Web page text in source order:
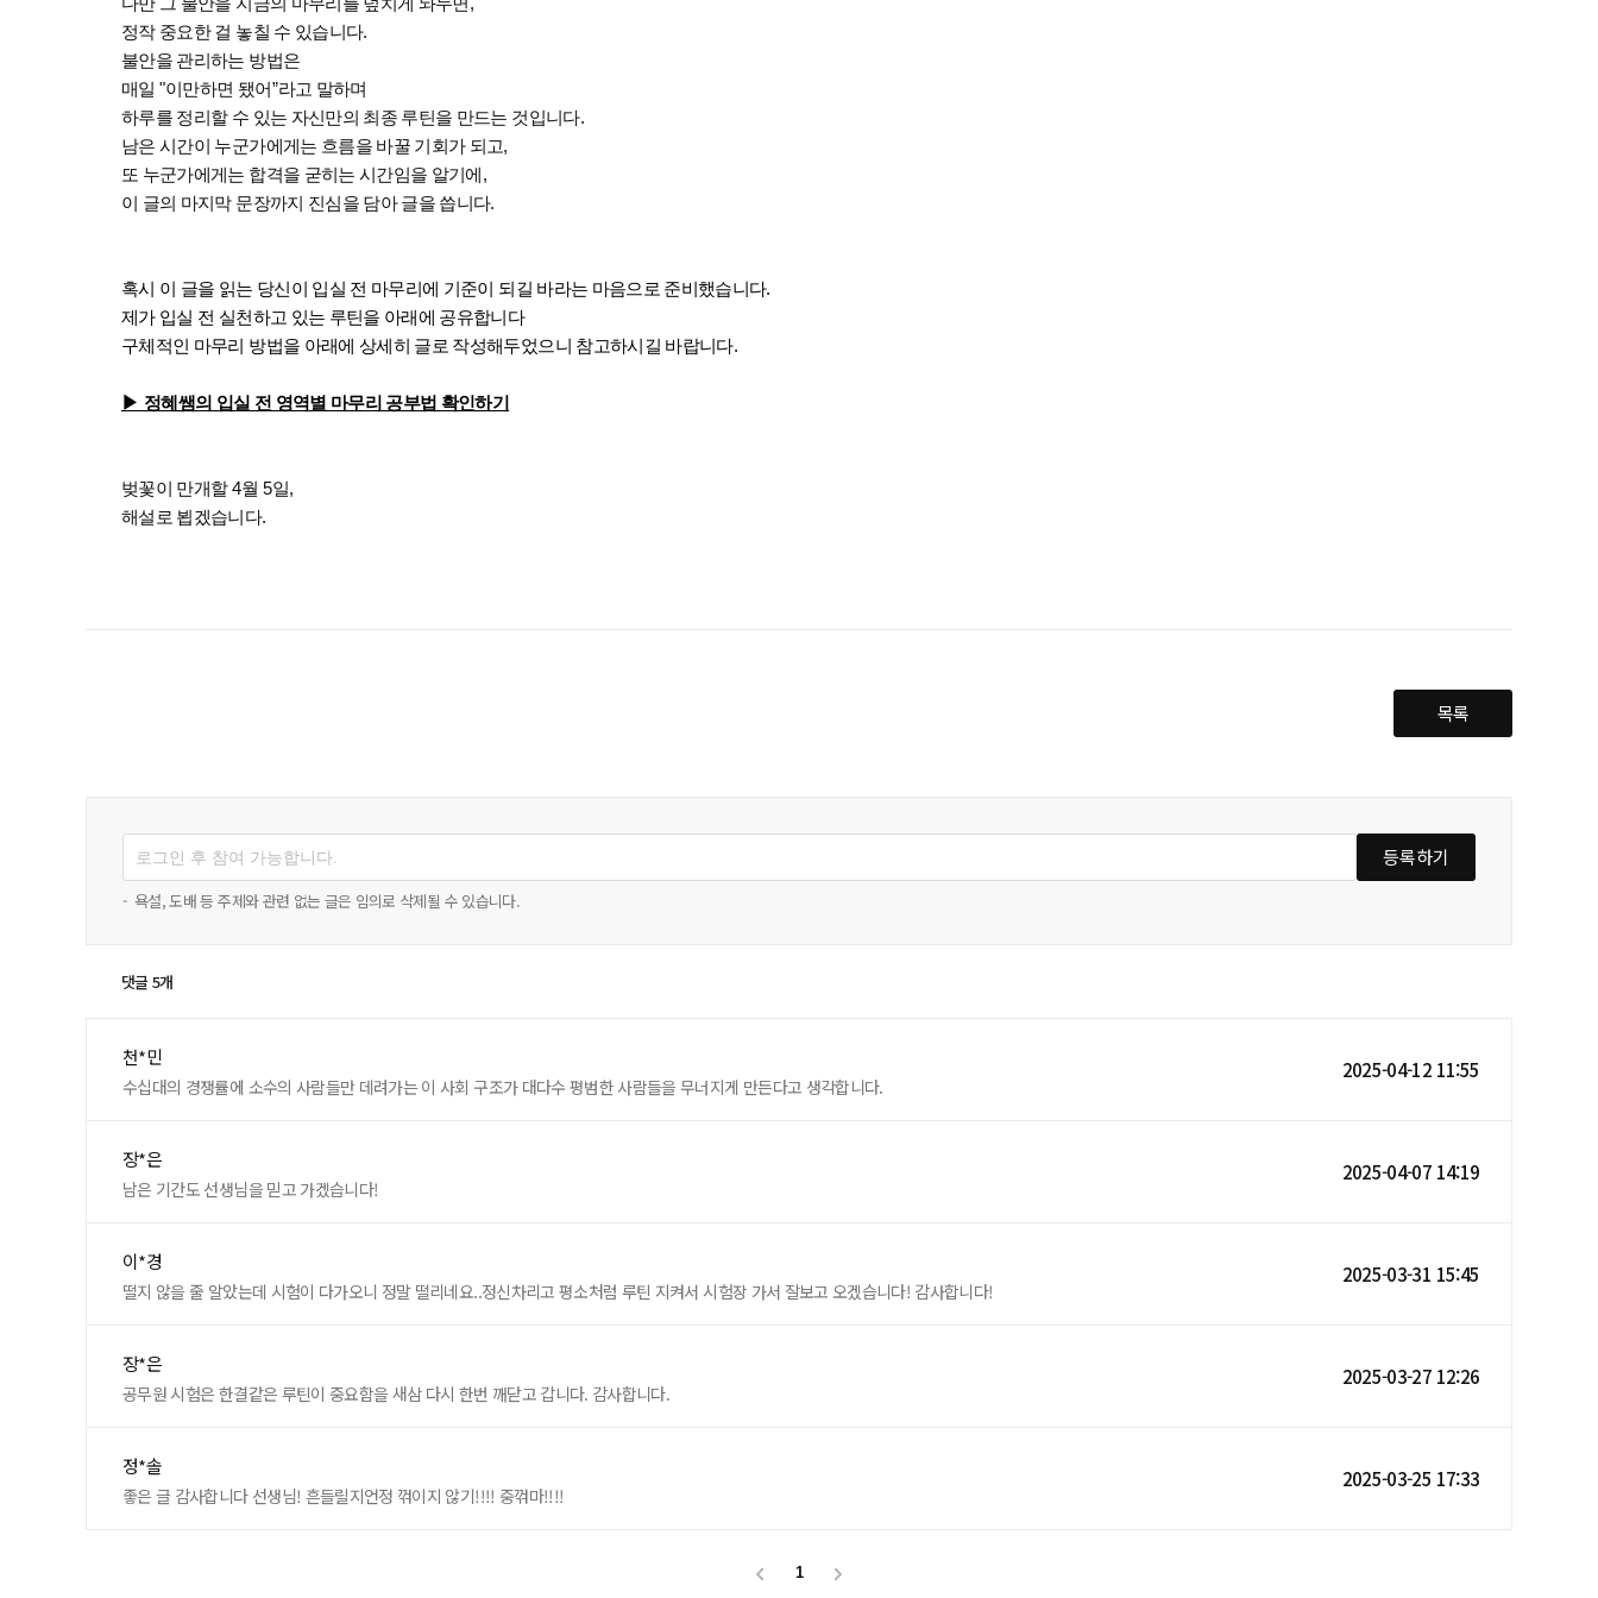
정작 중요한 걸 놓칠 수 있습니다.
불안을 관리하는 방법은
매일"이만하면 됐어”라고 말하며
하루를 정리할 수 있는 자신만의 최종 루틴을 만드는 것입니다.
남은 시간이 누군가에게는 흐름을 바꿀 기회가 되고,
또 누군가에게는 합격을 굳히는 시간임을 알기에 ,
이 글의 마지막 문장까지 진심을 담아 글을 씁니다.
혹시 이 글을 읽는 당신이 입실 전 마무리에 기준이 되길 바라는 마음으로 준비했습니다.
제가 입실 전 실천하고 있는 루틴을 아래에 공유합니다
구체적인 마무리 방법을 아래에 상세히 글로 작성해두었으니 참고하시길 바랍니다.
▶ 정혜쌤의 입실 전 영역별 마무리 공부법 확인하기
벚꽃이 만개할4월 5일,
해설로 뵙겠습니다.
목록
등록하기
- 욕설, 도배 등 주제와 관련 없는 글은 임의로 삭제될 수 있습니다.
댓글 5개
천*민
수십대의 경쟁률에 소수의 사람들만 데려가는 이 사회 구조가 대다수 평범한 사람들을 무너지게 만든다고 생각합니다.
2025-04-12 11:55
장*은
남은 기간도 선생님을 믿고 가겠습니다!
2025-04-07 14:19
이*경
떨지 않을 줄 알았는데 시험이 다가오니 정말 떨리네요..정신차리고 평소처럼 루틴 지켜서 시험장 가서 잘보고 오겠습니다! 감사합니다!
2025-03-31 15:45
장*은
공무원 시험은 한결같은 루틴이 중요함을 새삼 다시 한번 깨닫고 갑니다. 감사합니다.
2025-03-27 12:26
정*솔
좋은 글 감사합니다 선생님! 흔들릴지언정 꺾이지 않기!!!! 중꺾마!!!!
2025-03-25 17:33
1